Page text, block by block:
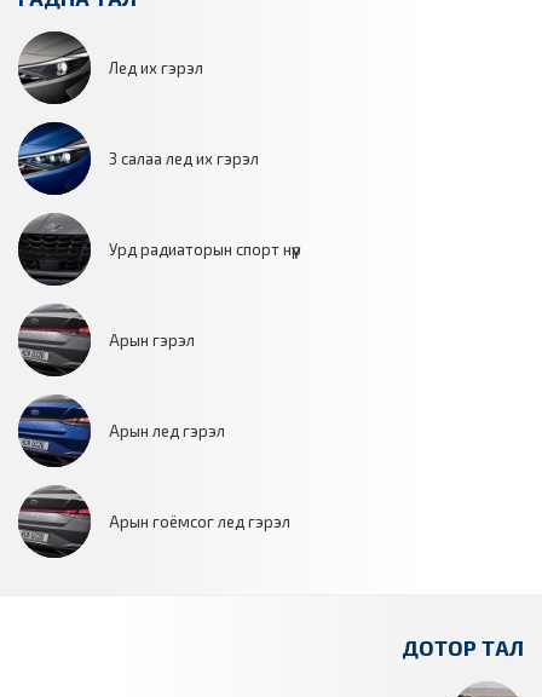
Лед их гэрэл
3 салаа лед их гэрэл
Урд радиаторын спорт нүүр
Арын гэрэл
Арын лед гэрэл
Арын гоёмсог лед гэрэл
ДОТОР ТАЛ